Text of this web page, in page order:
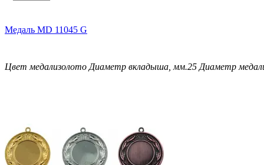
Медаль MD 11045 G
Цвет медализолото Диаметр вкладыша, мм.25 Диаметр